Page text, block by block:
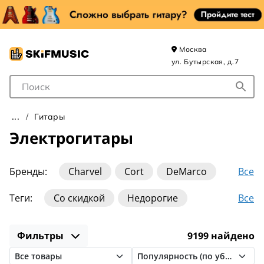
Поле для Поиска
Москва
ул. Бутырская, д.7
Гитары
Электрогитары
Бренды: Все
Charvel Cort
DeMarco
EVH Epiphone
Jackson
LTD
Schecter
Squier
U-One Yamaha
Теги: Все
Со скидкой
Недорогие
Слайд-гитары
8-струнные
Фильтры 9199 найдено